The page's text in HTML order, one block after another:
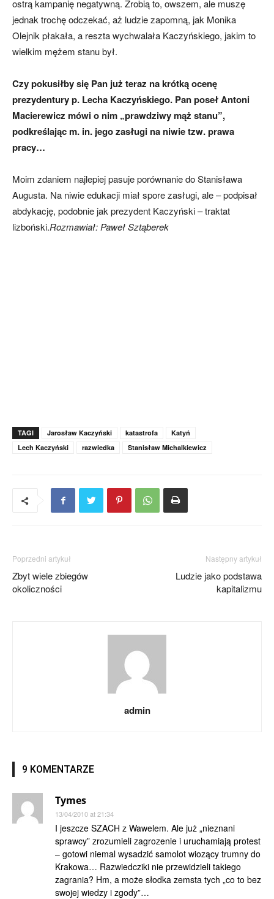
ostrą kampanię negatywną. Zrobią to, owszem, ale muszę
jednak trochę odczekać, aż ludzie zapomną, jak Monika
Olejnik płakała, a reszta wychwalała Kaczyńskiego, jakim to
wielkim mężem stanu był.
Czy pokusiłby się Pan już teraz na krótką ocenę
prezydentury p. Lecha Kaczyńskiego. Pan poseł Antoni
Macierewicz mówi o nim „prawdziwy mąż stanu”,
podkreślając m. in. jego zasługi na niwie tzw. prawa
pracy…
Moim zdaniem najlepiej pasuje porównanie do Stanisława
Augusta. Na niwie edukacji miał spore zasługi, ale – podpisał
abdykację, podobnie jak prezydent Kaczyński – traktat
lizboński.Rozmawiał: Paweł Sztąberek
TAGI Jarosław Kaczyński katastrofa
Katyń
Lech Kaczyński
razwiedka Stanisław Michalkiewicz
Poprzedni artykuł
Zbyt wiele zbiegów
okoliczności
Następny artykuł
Ludzie jako podstawa
kapitalizmu
admin
9 KOMENTARZE
Tymes
13/04/2010 at 21:34
I jeszcze SZACH z Wawelem. Ale już „nieznani
sprawcy” zrozumieli zagrozenie i uruchamiają protest
– gotowi niemal wysadzić samolot wiozący trumny do
Krakowa… Razwiedcziki nie przewidzieli takiego
zagrania? Hm, a może słodka zemsta tych „co to bez
swojej wiedzy i zgody”…